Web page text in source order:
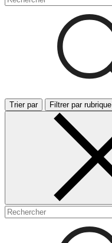
Trier par Filtrer par rubrique